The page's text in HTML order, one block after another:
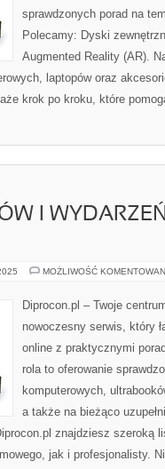
sprawdzonych porad na
Polecamy: Dyski
Augmented Reality (AR).
laptopów oraz
krok po kroku, które
I
MOŻLIWOŚĆ
Diprocon.pl – Twoje
nowoczesny serwis, który
online z praktycznymi
rola to oferowanie
komputerowych,
a także na bieżąco
znajdziesz szeroką
jak i profesjonalisty.